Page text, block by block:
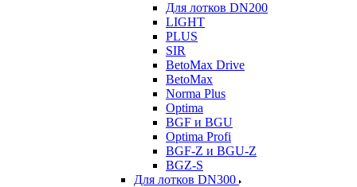
Для лотков DN200
LIGHT
PLUS
SIR
BetoMax Drive
BetoMax
Norma Plus
Optima
BGF и BGU
Optima Profi
BGF-Z и BGU-Z
BGZ-S
Для лотков DN300